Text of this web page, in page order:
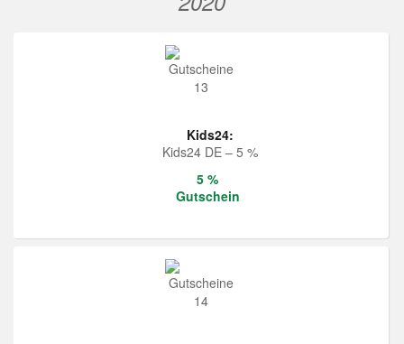
Kids24:
Kids24 DE – 5 %
5 %
Gutschein